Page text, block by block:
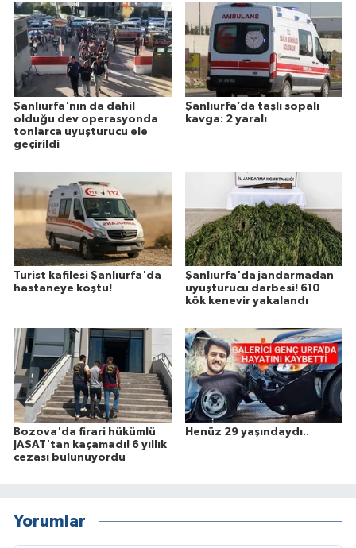
Şanlıurfa'nın da dahil
olduğu dev operasyonda
tonlarca uyuşturucu ele
geçirildi
Şanlıurfa’da taşlı sopalı
kavga: 2 yaralı
Turist kafilesi Şanlıurfa'da
hastaneye koştu!
Şanlıurfa'da jandarmadan
uyuşturucu darbesi! 610
kök kenevir yakalandı
Bozova'da firari hükümlü
JASAT'tan kaçamadı! 6 yıllık
cezası bulunuyordu
Henüz 29 yaşındaydı..
Yorumlar